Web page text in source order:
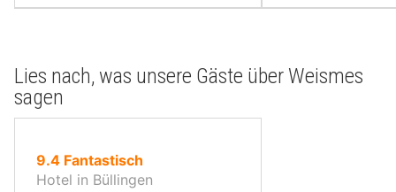
Lies nach, was unsere Gäste über Weismes
sagen
9.4von
10,
Fantastisch
Hotel in Büllingen